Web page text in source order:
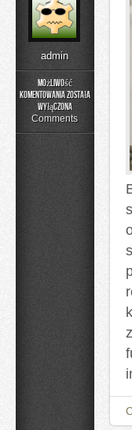
admin
Możliwość
komentowania
Poradnik
Rodzica
została
wyłączona
Comments